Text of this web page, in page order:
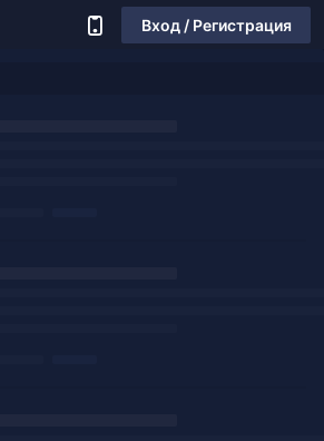
Вход / Регистрация